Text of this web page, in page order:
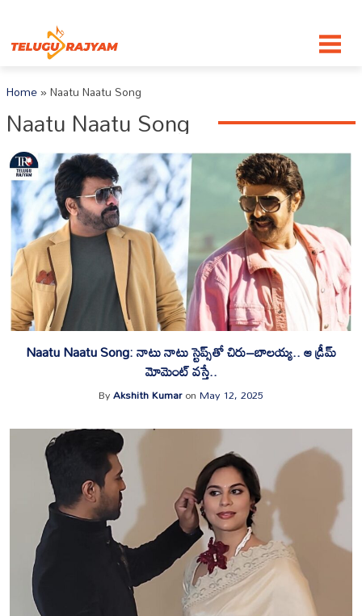
Home»Naatu Naatu Song
Naatu Naatu Song
Naatu Naatu Song: నాటు నాటు స్టెప్స్‌తో చిరు–బాలయ్య.. ఆ డ్రీమ్
మోమెంట్ వస్తే..
ByAkshith KumaronMay 12, 2025